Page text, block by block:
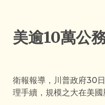
美逾10萬公
衛報報導，川普政府30
理手續，規模之大在美國